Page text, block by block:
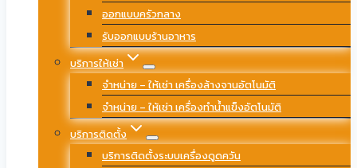
ออกแบบครัวกลาง
รับออกแบบร้านอาหาร
บริการให้เช่า
จำหน่าย – ให้เช่า เครื่องล้างจานอัตโนมัติ
จำหน่าย – ให้เช่า เครื่องทำน้ำแข็งอัตโนมัติ
บริการติดตั้ง
บริการติดตั้งระบบเครื่องดูดควัน